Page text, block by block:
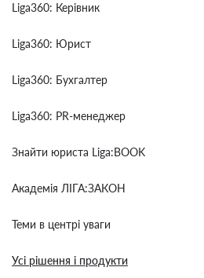
Liga360: Керівник
Liga360: Юрист
Liga360: Бухгалтер
Liga360: PR-менеджер
Знайти юриста Liga:BOOK
Академія ЛІГА:ЗАКОН
Теми в центрі уваги
Усі рішення і продукти